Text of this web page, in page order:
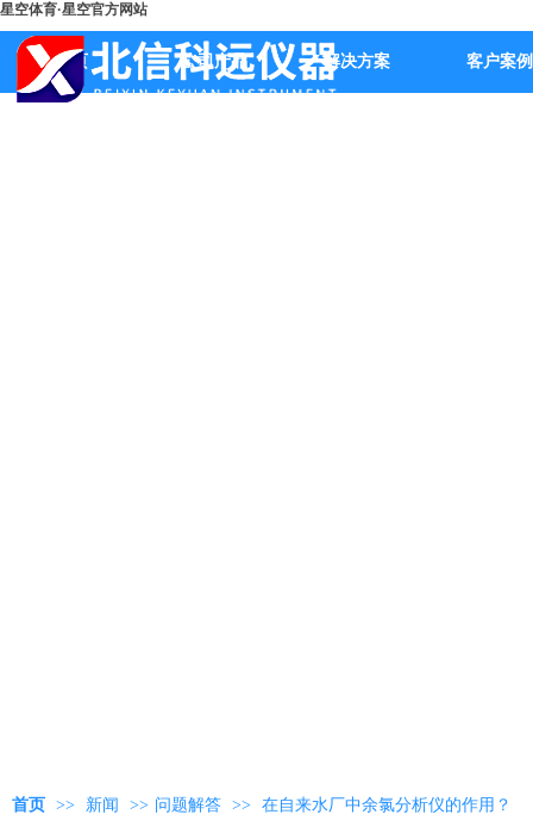
星空体育·星空官方网站
首页 公司产品 解决方案 客户案例
首页 >> 新闻 >> 问题解答 >> 在自来水厂中余氯分析仪的作用？